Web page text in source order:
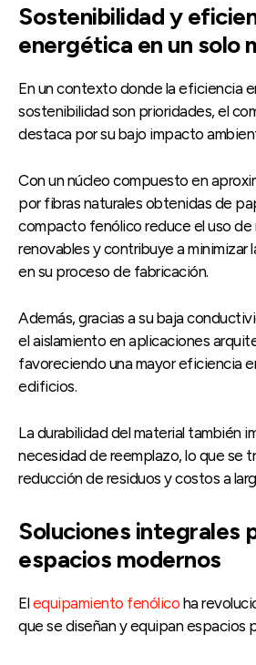
Sostenibilidad y
energética en un solo
En un contexto donde la eficiencia
sostenibilidad son prioridades, el
destaca por su bajo impacto
Con un núcleo compuesto en
por fibras naturales obtenidas de
compacto fenólico reduce el uso de
renovables y contribuye a minimizar
en su proceso de fabricación.
Además, gracias a su baja
el aislamiento en aplicaciones
favoreciendo una mayor eficiencia
edificios.
La durabilidad del material también
necesidad de reemplazo, lo que se
reducción de residuos y costos a
Soluciones integrales
espacios modernos
Elequipamiento fenólico ha
que se diseñan y equipan espacios